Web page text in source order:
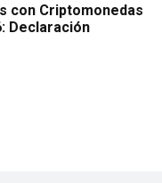
con Criptomonedas
Declaración